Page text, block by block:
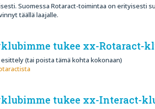
Suomessa Rotaract-toimintaa on erityisesti
täällä laajalle.
tukee xx-Rotaract-
(tai poista tämä kohta kokonaan)
tukee xx-Interact-